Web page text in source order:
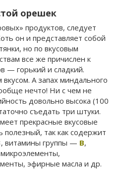
орешек
продуктов, следует
он и представляет собой
но по вкусовым
все же причислен к
— горький и сладкий.
А запах миндального
нечто! Ни с чем не
довольно высока (100
съедать три штуки.
прекрасные вкусовые
полезный, так как содержит
витамины группы — В,
эфирные масла и др.